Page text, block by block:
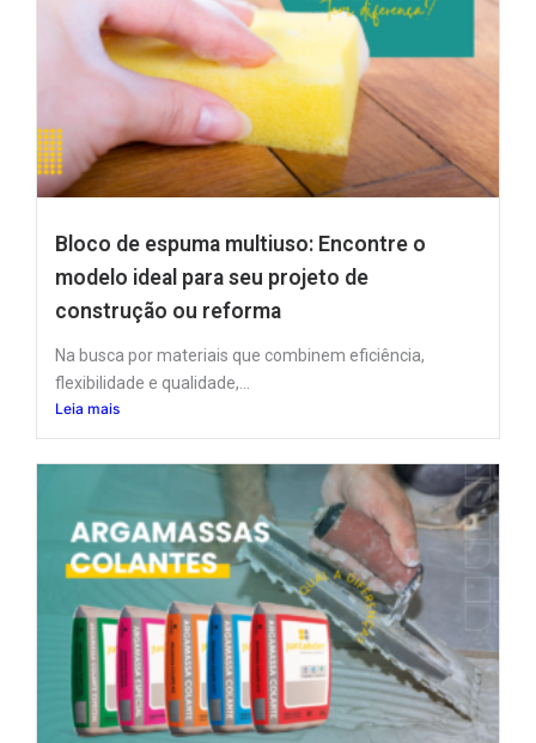
Bloco de espuma multiuso: Encontre o
modelo ideal para seu projeto de
construção ou reforma
Na busca por materiais que combinem eficiência,
flexibilidade e qualidade,...
Leia mais